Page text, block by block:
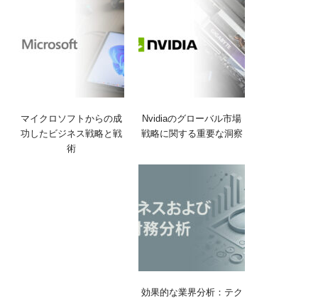
マイクロソフトからの成
功したビジネス戦略と戦
術
Nvidiaのグローバル市場
戦略に関する重要な洞察
効果的な業界分析：テク